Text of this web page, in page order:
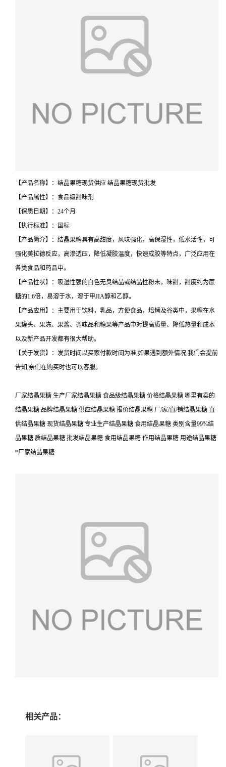
【产品名称】：结晶果糖现货供应 结晶果糖现货批发
【产品属性】：食品级甜味剂
【保质日期】：24个月
【执行标准】：国标
【产品简介】：结晶果糖具有高甜度，风味强化，高保湿性，低水活性，可
强化美拉德反应，高渗透压，降低凝胶温度，快速成胶等特点，广泛应用在
各类食品和药品中。
【产品性状】：吸湿性强的白色无臭结晶或结晶性粉末，味甜，甜度约为蔗
糖的1.6倍，易溶于水，溶于甲JIA醇和乙醇。
【产品应用】：主要用于饮料，乳品，方便食品，焙烤及谷类中，果糖在水
果罐头、果冻、果酱、调味品和糖果等产品中对提高质量、降低热量和成本
以及新产品开发都有很大帮助。
【关于发货】：发货时间以买家付款时间为准,如果遇到额外情况,我们会提前
告知,亲们在购买时也可以客服。
厂家结晶果糖 生产厂家结晶果糖 食品级结晶果糖 价格结晶果糖 哪里有卖的
结晶果糖 品牌结晶果糖 供应结晶果糖 报价结晶果糖 厂/家/直/销结晶果糖 直
供结晶果糖 现货结晶果糖 专业生产结晶果糖 食用结晶果糖 类别含量99%结
晶果糖 质结晶果糖 批发结晶果糖 食用结晶果糖 作用结晶果糖 用途结晶果糖
*厂家结晶果糖
相关产品：